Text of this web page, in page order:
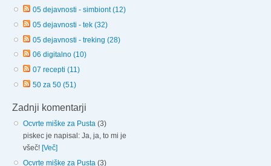
05 dejavnosti - simbiont (12)
05 dejavnosti - tek (32)
05 dejavnosti - treking (28)
06 digitalno (10)
07 recepti (11)
50 za 50 (51)
Zadnji komentarji
Ocvrte miške za Pusta (3)
piskec je napisal: Ja, ja, to mi je
všeč! [Več]
Ocvrte miške za Pusta (3)